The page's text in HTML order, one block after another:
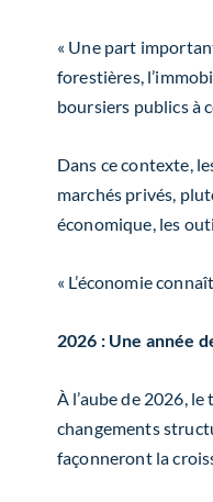
« Une part
forestières,
boursiers publics à
Dans ce contexte,
marchés privés,
économique, les
« L’économie
2026 : Une année
À l’aube de 2026,
changements
façonneront la